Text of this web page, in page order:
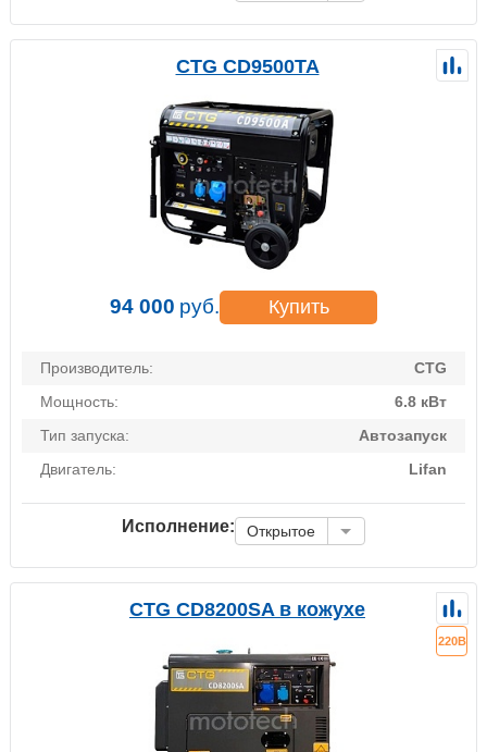
CTG CD9500TA
94 000 руб. Купить
Производитель:
CTG
Мощность:
6.8 кВт
Тип запуска:
Автозапуск
Двигатель:
Lifan
Исполнение: Открытое
CTG CD8200SA в кожухе
220В